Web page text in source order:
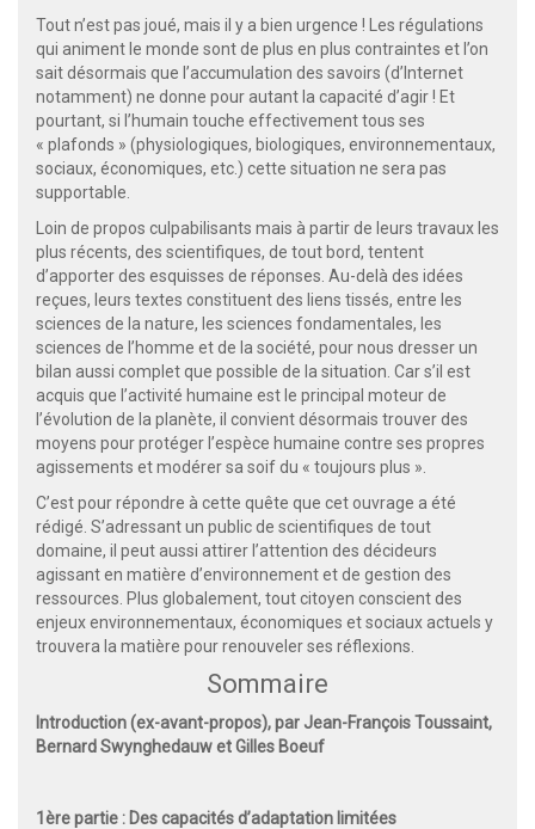
Tout n’est pas joué, mais il y a bien urgence ! Les régulations
qui animent le monde sont de plus en plus contraintes et l’on
sait désormais que l’accumulation des savoirs (d’Internet
notamment) ne donne pour autant la capacité d’agir ! Et
pourtant, si l’humain touche effectivement tous ses
« plafonds » (physiologiques, biologiques, environnementaux,
sociaux, économiques, etc.) cette situation ne sera pas
supportable.
Loin de propos culpabilisants mais à partir de leurs travaux les
plus récents, des scientifiques, de tout bord, tentent
d’apporter des esquisses de réponses. Au-delà des idées
reçues, leurs textes constituent des liens tissés, entre les
sciences de la nature, les sciences fondamentales, les
sciences de l’homme et de la société, pour nous dresser un
bilan aussi complet que possible de la situation. Car s’il est
acquis que l’activité humaine est le principal moteur de
l’évolution de la planète, il convient désormais trouver des
moyens pour protéger l’espèce humaine contre ses propres
agissements et modérer sa soif du « toujours plus ».
C’est pour répondre à cette quête que cet ouvrage a été
rédigé. S’adressant un public de scientifiques de tout
domaine, il peut aussi attirer l’attention des décideurs
agissant en matière d’environnement et de gestion des
ressources. Plus globalement, tout citoyen conscient des
enjeux environnementaux, économiques et sociaux actuels y
trouvera la matière pour renouveler ses réflexions.
Sommaire
Introduction (ex-avant-propos), par Jean-François Toussaint,
Bernard Swynghedauw et Gilles Boeuf
1ère partie : Des capacités d’adaptation limitées